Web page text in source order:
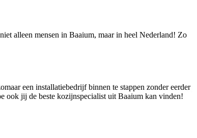
alleen mensen in Baaium, maar in heel Nederland! Zo
een installatiebedrijf binnen te stappen zonder eerder
ook jij de beste kozijnspecialist uit Baaium kan vinden!